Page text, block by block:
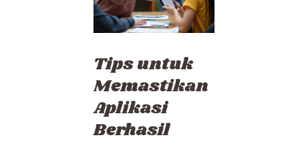
Tips untuk
Memastikan
Aplikasi
Berhasil